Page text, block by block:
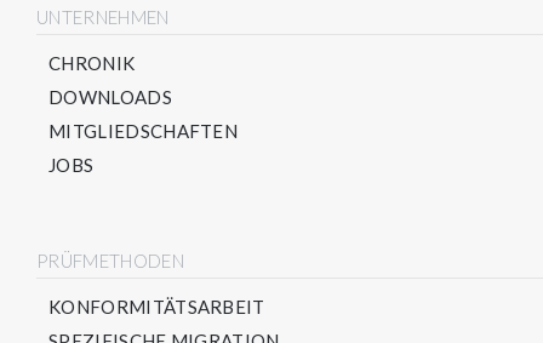
UNTERNEHMEN
CHRONIK
DOWNLOADS
MITGLIEDSCHAFTEN
JOBS
PRÜFMETHODEN
KONFORMITÄTSARBEIT